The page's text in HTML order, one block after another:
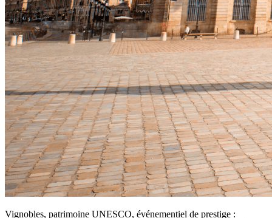
Vignobles, patrimoine UNESCO, événementiel de prestige :